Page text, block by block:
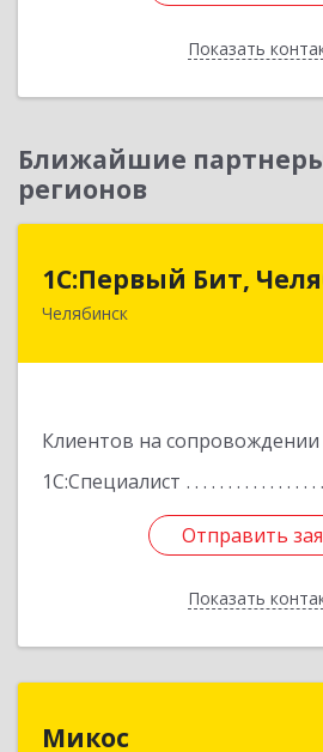
ПоказатьНазад
Ближайшие
регионов
1С:Первый Бит,
Челябинск
Клиентов на сопровождении
1С:Специалист
Отправить
Показать
1С:Первый
Отправить
Назад
Микос